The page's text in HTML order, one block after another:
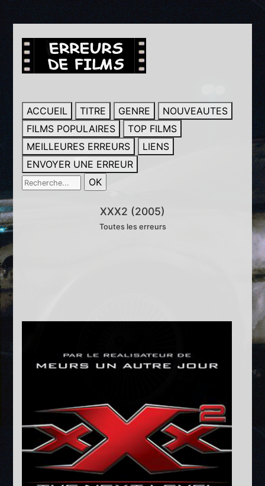
ACCUEIL TITRE GENRE
NOUVEAUTES
FILMS POPULAIRES
TOP FILMS
MEILLEURES ERREURS
LIENS
ENVOYER UNE ERREUR
XXX2 (2005)
Toutes les erreurs